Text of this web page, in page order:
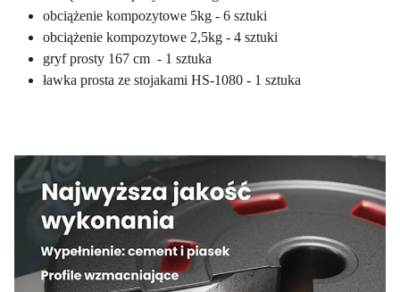
obciążenie kompozytowe 5kg - 6 sztuki
obciążenie kompozytowe 2,5kg - 4 sztuki
gryf prosty 167 cm - 1 sztuka
ławka prosta ze stojakami HS-1080 - 1 sztuka